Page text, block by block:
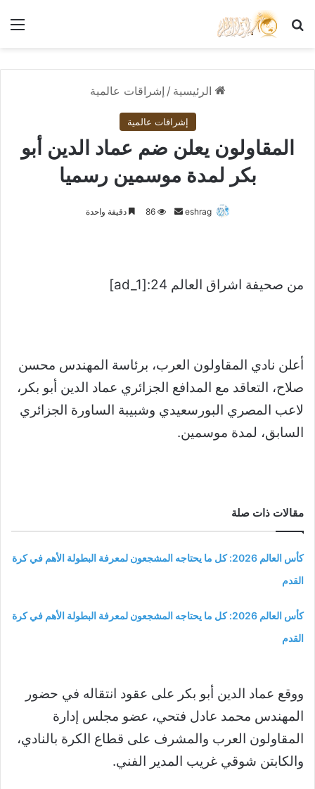
بحث عن
الرئيسية / إشراقات عالمية
إشراقات عالمية
المقاولون يعلن ضم عماد الدين أبو
بكر لمدة موسمين رسميا
eshrag
أرسل86 دقيقة واحدة
من صحيفة اشراق العالم 24:[ad_1]
أعلن نادي المقاولون العرب، برئاسة المهندس محسن
صلاح، التعاقد مع المدافع الجزائري عماد الدين أبو بكر،
لاعب المصري البورسعيدي وشبيبة الساورة الجزائري
السابق، لمدة موسمين.
مقالات ذات صلة
كأس العالم 2026: كل ما يحتاجه المشجعون لمعرفة البطولة الأهم في كرة
القدم
كأس العالم 2026: كل ما يحتاجه المشجعون لمعرفة البطولة الأهم في كرة
القدم
ووقع عماد الدين أبو بكر على عقود انتقاله في حضور
المهندس محمد عادل فتحي، عضو مجلس إدارة
المقاولون العرب والمشرف على قطاع الكرة بالنادي،
والكابتن شوقي غريب المدير الفني.